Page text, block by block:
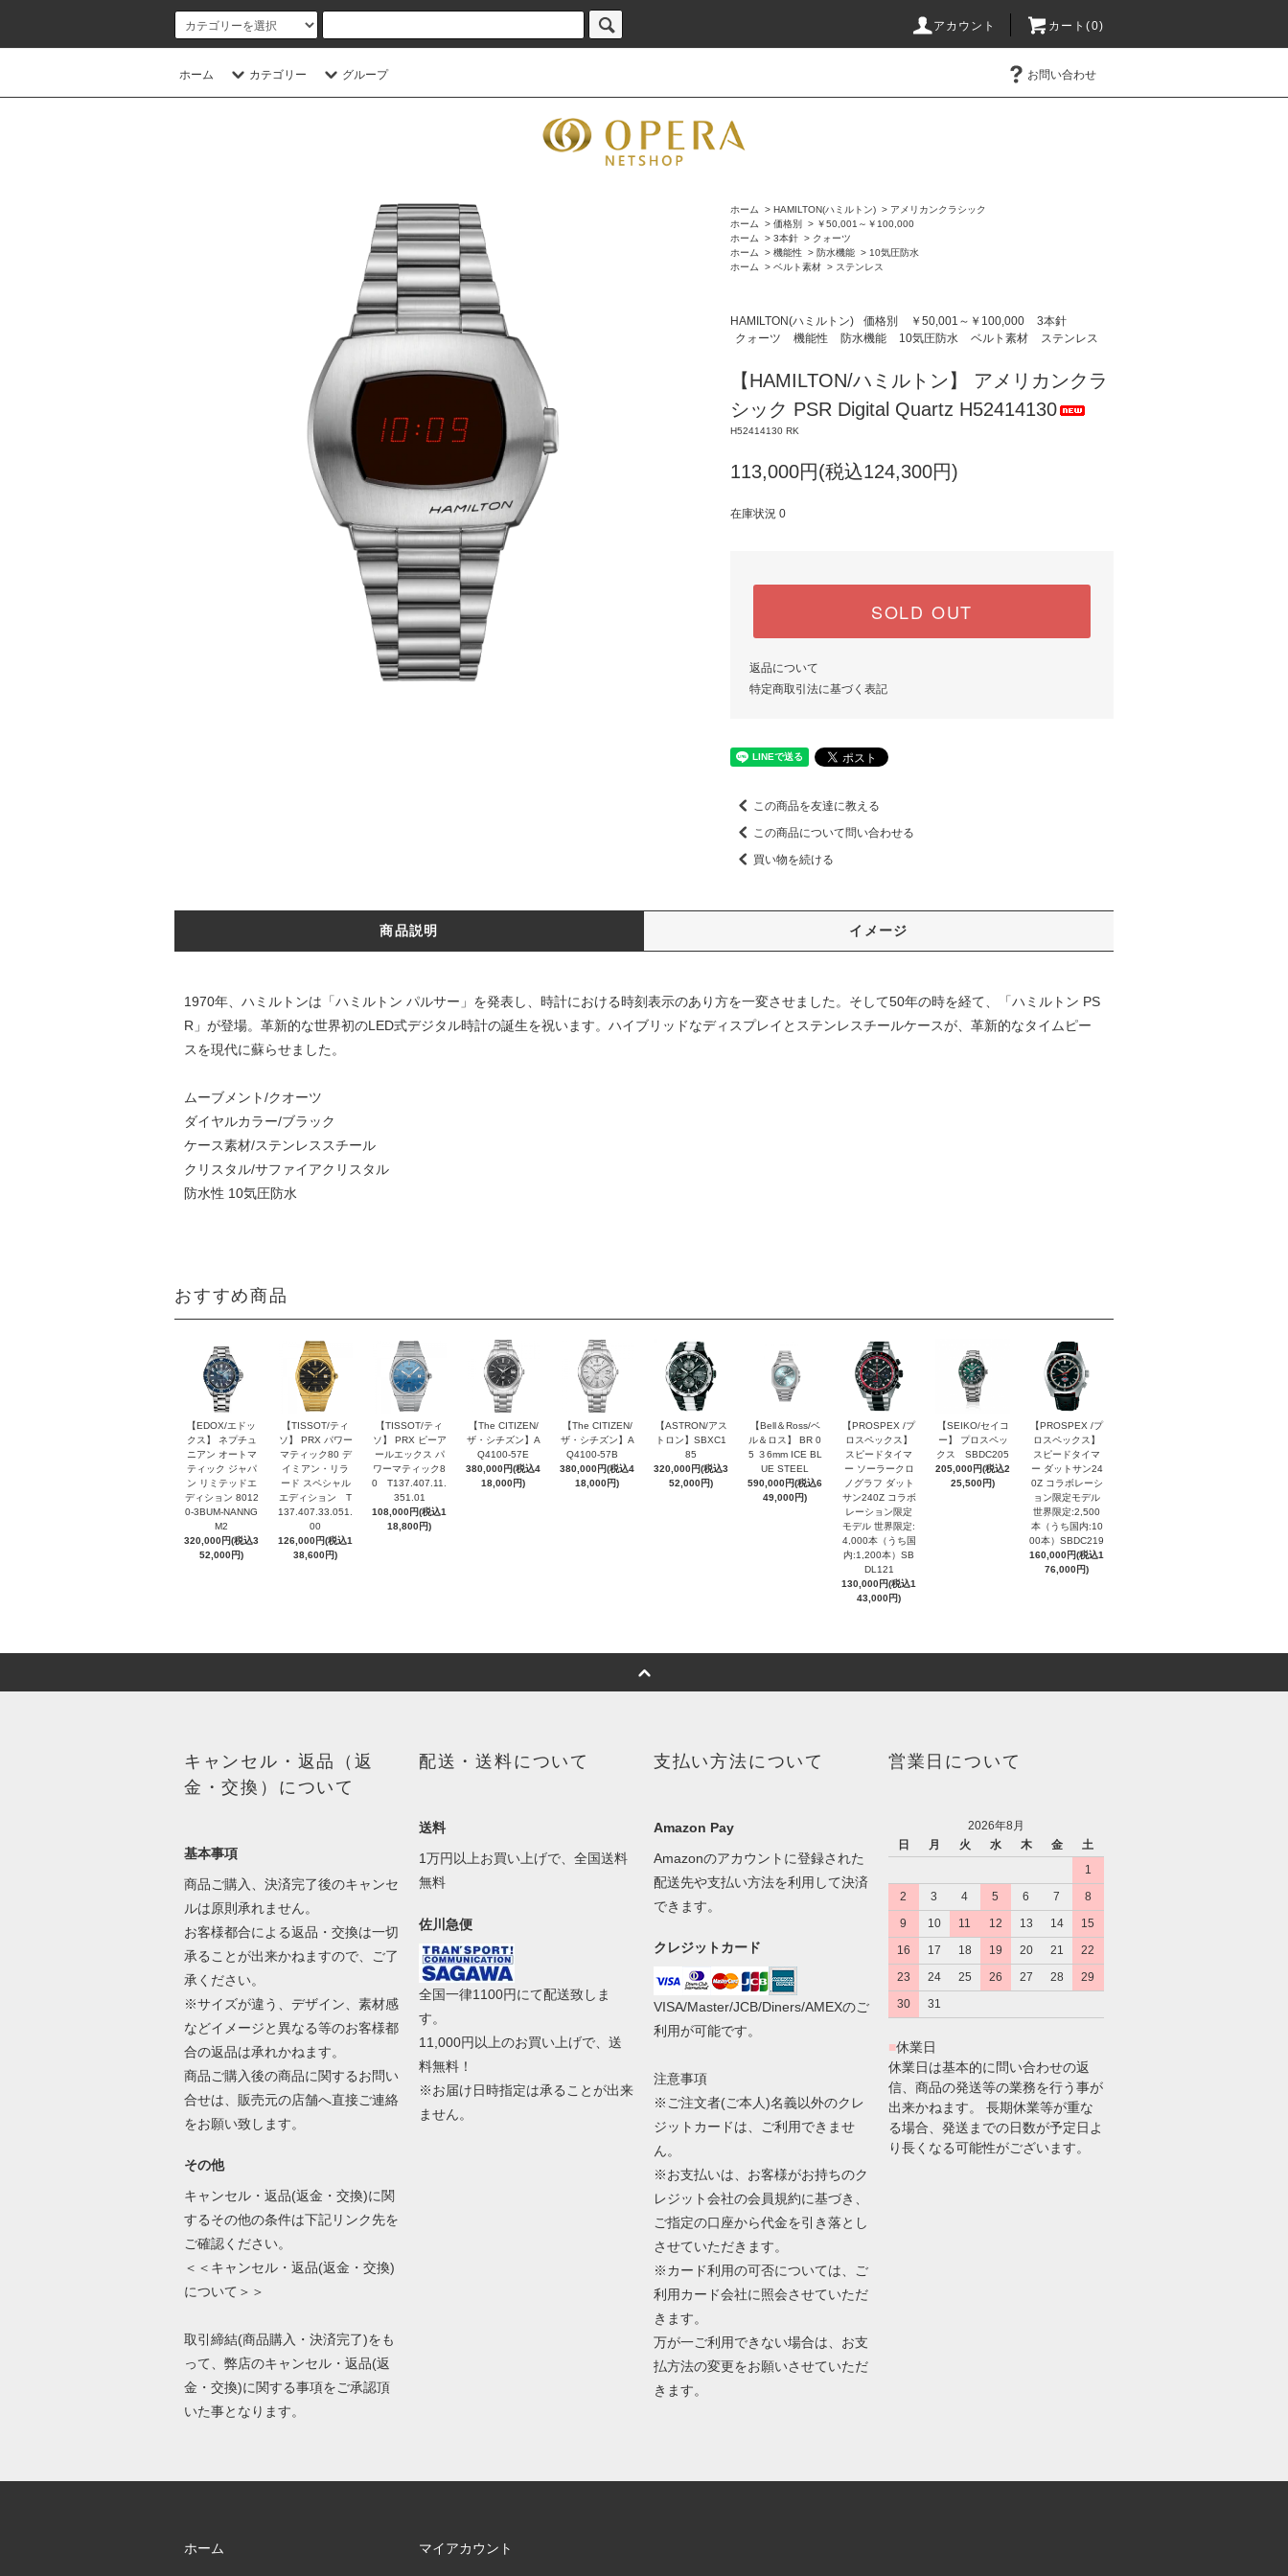
アカウント カート(0)
ホーム カテゴリー グループ お問い合わせ
ホーム > HAMILTON(ハミルトン) > アメリカンクラシック
ホーム
> 価格別 > ￥50,001～￥100,000
ホーム
> 3本針 > クォーツ
ホーム
> 機能性 > 防水機能 > 10気圧防水
ホーム
> ベルト素材 > ステンレス
HAMILTON(ハミルトン) 価格別 ￥50,001～￥100,000
3本針
クォーツ
機能性 防水機能 10気圧防水 ベルト素材 ステンレス
【HAMILTON/ハミルトン】 アメリカンクラ
シック PSR Digital Quartz H52414130
H52414130 RK
113,000円(税込124,300円)
在庫状況 0
SOLD OUT
返品について
特定商取引法に基づく表記
この商品を友達に教える
この商品について問い合わせる
買い物を続ける
商品説明 イメージ
1970年、ハミルトンは「ハミルトン パルサー」を発表し、時計における時刻表示のあり方を一変させました。そして50年の時を経て、「ハミルトン PS
R」が登場。革新的な世界初のLED式デジタル時計の誕生を祝います。ハイブリッドなディスプレイとステンレスチールケースが、革新的なタイムピー
スを現代に蘇らせました。
ムーブメント/クオーツ
ダイヤルカラー/ブラック
ケース素材/ステンレススチール
クリスタル/サファイアクリスタル
防水性 10気圧防水
おすすめ商品
【EDOX/エドッ
クス】 ネプチュ
ニアン オートマ
ティック ジャパ
ン リミテッドエ
ディション 8012
0-3BUM-NANNG
M2
320,000円(税込3
52,000円)
【TISSOT/ティ
ソ】 PRX パワー
マティック80 デ
イミアン・リラ
ード スペシャル
エディション T
137.407.33.051.
00
126,000円(税込1
38,600円)
【TISSOT/ティ
ソ】 PRX ピーア
ールエックス パ
ワーマティック8
0 T137.407.11.
351.01
108,000円(税込1
18,800円)
【The CITIZEN/
ザ・シチズン】A
Q4100-57E
380,000円(税込4
18,000円)
【The CITIZEN/
ザ・シチズン】A
Q4100-57B
380,000円(税込4
18,000円)
【ASTRON/アス
トロン】SBXC1
85
320,000円(税込3
52,000円)
【Bell＆Ross/ベ
ル＆ロス】 BR 0
5 ３6mm ICE BL
UE STEEL
590,000円(税込6
49,000円)
【PROSPEX /プ
ロスペックス】
スピードタイマ
ー ソーラークロ
ノグラフ ダット
サン240Z コラボ
レーション限定
モデル 世界限定:
4,000本（うち国
内:1,200本）SB
DL121
130,000円(税込1
43,000円)
【SEIKO/セイコ
ー】 プロスペッ
クス SBDC205
205,000円(税込2
25,500円)
【PROSPEX /プ
ロスペックス】
スピードタイマ
ー ダットサン24
0Z コラボレーシ
ョン限定モデル
世界限定:2,500
本（うち国内:10
00本）SBDC219
160,000円(税込1
76,000円)
キャンセル・返品（返
金・交換）について
基本事項
商品ご購入、決済完了後のキャンセ
ルは原則承れません。
お客様都合による返品・交換は一切
承ることが出来かねますので、ご了
承ください。
※サイズが違う、デザイン、素材感
などイメージと異なる等のお客様都
合の返品は承れかねます。
商品ご購入後の商品に関するお問い
合せは、販売元の店舗へ直接ご連絡
をお願い致します。
その他
キャンセル・返品(返金・交換)に関
するその他の条件は下記リンク先を
ご確認ください。
＜＜キャンセル・返品(返金・交換)
について＞＞
取引締結(商品購入・決済完了)をも
って、弊店のキャンセル・返品(返
金・交換)に関する事項をご承認頂
いた事となります。
配送・送料について
送料
1万円以上お買い上げで、全国送料
無料
佐川急便
全国一律1100円にて配送致しま
す。
11,000円以上のお買い上げで、送
料無料！
※お届け日時指定は承ることが出来
ません。
支払い方法について
Amazon Pay
Amazonのアカウントに登録された
配送先や支払い方法を利用して決済
できます。
クレジットカード
VISA/Master/JCB/Diners/AMEXのご
利用が可能です。
注意事項
※ご注文者(ご本人)名義以外のクレ
ジットカードは、ご利用できませ
ん。
※お支払いは、お客様がお持ちのク
レジット会社の会員規約に基づき、
ご指定の口座から代金を引き落とし
させていただきます。
※カード利用の可否については、ご
利用カード会社に照会させていただ
きます。
万が一ご利用できない場合は、お支
払方法の変更をお願いさせていただ
きます。
営業日について
2026年8月
日
月 火 水 木 金
土
1
2
3 4 5 6 7
8
9
10 11 12 13 14
15
16
17 18 19 20 21
22
23
24 25 26 27 28
29
30
31
■休業日
休業日は基本的に問い合わせの返
信、商品の発送等の業務を行う事が
出来かねます。 長期休業等が重な
る場合、発送までの日数が予定日よ
り長くなる可能性がございます。
ホーム マイアカウント